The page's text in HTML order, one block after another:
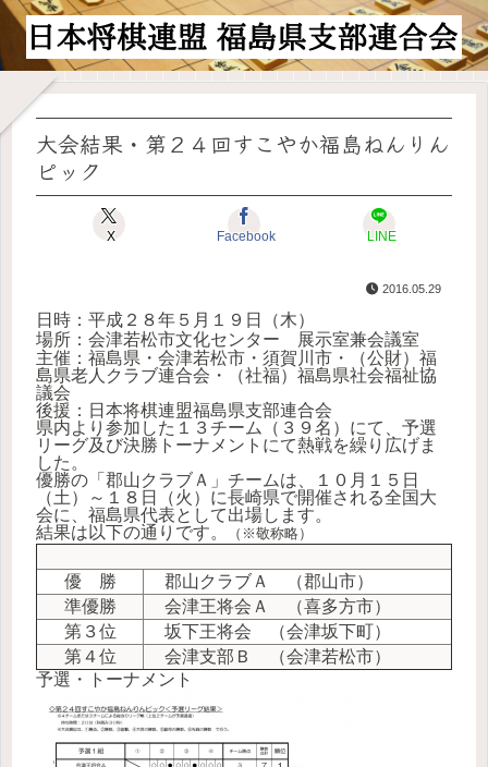
大会結果・第２４回すこやか福島ねんりん
ピック
X Facebook LINE
2016.05.29
日時：平成２８年５月１９日（木）
場所： 会津若松市文化センター 展示室兼会議室
主催：福島県・会津若松市・須賀川市・（公財）福
島県老人クラブ連合会・（社福）福島県社会福祉協
議会
後援： 日本将棋連盟福島県支部連合会
県内より参加した１３チーム（３９名）にて、予選
リーグ及び決勝トーナメントにて熱戦を繰り広げま
した。
優勝の「郡山クラブＡ」チームは、１０月１５日
（土）～１８日（火）に長崎県で開催される全国大
会に、福島県代表として出場します。
結果は以下の通りです。
（※敬称略）
優 勝
郡山クラブＡ （郡山市）
準優勝
会津王将会Ａ （喜多方市）
第３位
坂下王将会 （会津坂下町）
第４位
会津支部Ｂ （会津若松市）
予選・トーナメント